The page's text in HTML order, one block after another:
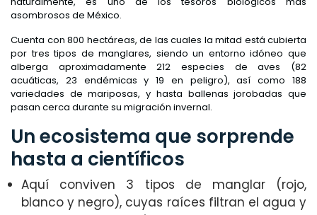
asombrosos de México.
Cuenta con 800 hectáreas, de las cuales la mitad está cubierta
por tres tipos de manglares, siendo un entorno idóneo que
alberga aproximadamente 212 especies de aves (82
acuáticas, 23 endémicas y 19 en peligro), así como 188
variedades de mariposas, y hasta ballenas jorobadas que
pasan cerca durante su migración invernal.
Un ecosistema que sorprende
hasta a científicos
Aquí conviven 3 tipos de manglar (rojo,
blanco y negro), cuyas raíces filtran el agua y